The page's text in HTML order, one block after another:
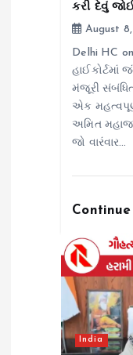
કરી દેવું
August
Delhi HC
હાઈકોર્ટમાં
મંજૂરી
એક
અમિત
જો વારંવાર…
India